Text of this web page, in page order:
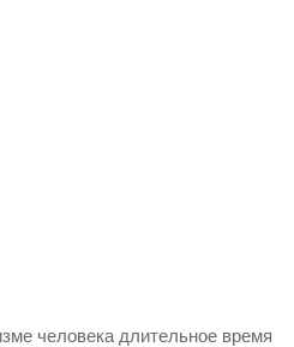
человека длительное время